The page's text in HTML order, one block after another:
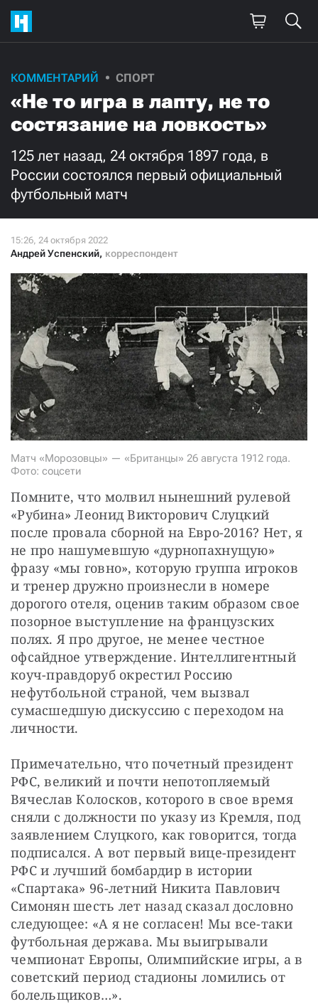
КОММЕНТАРИЙ СПОРТ
«Не то игра в лапту, не то
состязание на ловкость»
125 лет назад, 24 октября 1897 года, в
России состоялся первый официальный
футбольный матч
Андрей Успенский, корреспондент
Матч «Морозовцы» — «Британцы» 26 августа 1912 года.
Фото: соцсети
Помните, что молвил нынешний рулевой
«Рубина» Леонид Викторович Слуцкий
после провала сборной на Евро-2016? Нет, я
не про нашумевшую «дурнопахнущую»
фразу «мы говно», которую группа игроков
и тренер дружно произнесли в номере
дорогого отеля, оценив таким образом свое
позорное выступление на французских
полях. Я про другое, не менее честное
офсайдное утверждение. Интеллигентный
коуч-правдоруб окрестил Россию
нефутбольной страной, чем вызвал
сумасшедшую дискуссию с переходом на
личности.
Примечательно, что почетный президент
РФС, великий и почти непотопляемый
Вячеслав Колосков, которого в свое время
сняли с должности по указу из Кремля, под
заявлением Слуцкого, как говорится, тогда
подписался. А вот первый вице-президент
РФС и лучший бомбардир в истории
«Спартака» 96-летний Никита Павлович
Симонян шесть лет назад сказал дословно
следующее: «А я не согласен! Мы все-таки
футбольная держава. Мы выигрывали
чемпионат Европы, Олимпийские игры, а в
советский период стадионы ломились от
болельщиков…».
Поддержите
нашу работу!
Ежемесячно Разово
3000 1000
Нажимая кнопку «Стать соучастником»,
я принимаю условия и подтверждаю свое гражданство РФ
СТАТЬ СОУЧАСТНИКОМ
ПОДЕЛИТЬСЯ С ДРУЗЬЯМИ
Если у вас есть вопросы, пишите donate@novayagazeta.ruили
звоните:
+7 (929) 612-03-68